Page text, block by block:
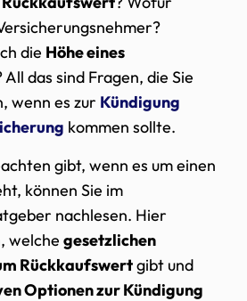
die Höhe eines
All das sind Fragen, die Sie
wenn es zur Kündigung
kommen sollte.
gibt, wenn es um einen
können Sie im
nachlesen. Hier
welche gesetzlichen
Rückkaufswertgibt und
Optionen zur Kündigung